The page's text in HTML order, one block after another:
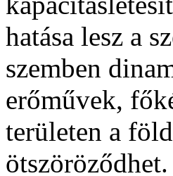
hatása lesz a
szemben
erőművek,
területen a